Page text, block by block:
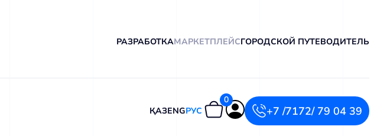
РАЗРАБОТКАМАРКЕТПЛЕЙСГОРОДСКОЙ ПУТЕВОДИТЕЛЬ
ҚАЗENGРУС
0
+7 /7172/ 79 04 39